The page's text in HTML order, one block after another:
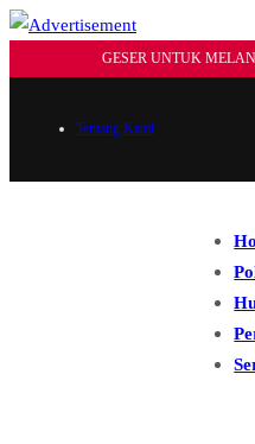
GESER UNTUK
Tentang Kami